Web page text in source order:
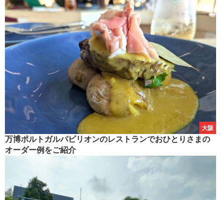
大阪
万博ポルトガルパビリオンのレストランでおひとりさまの
オーダー例をご紹介